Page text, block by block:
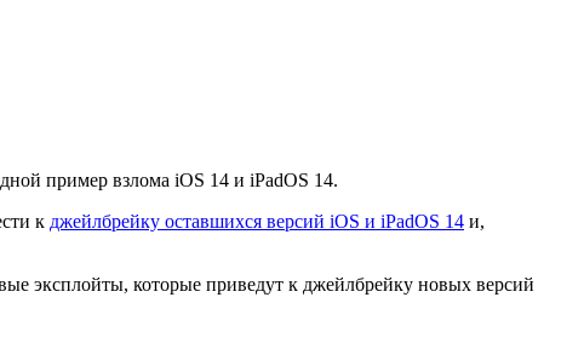
пример взлома iOS 14 и iPadOS 14.
к джейлбрейку оставшихся версий iOS и iPadOS 14 и,
эксплойты, которые приведут к джейлбрейку новых версий